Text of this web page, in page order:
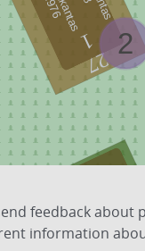
27
1 2
feedback
information